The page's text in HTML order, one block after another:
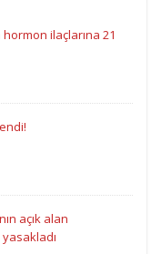
hormon ilaçlarına 21
açık alan